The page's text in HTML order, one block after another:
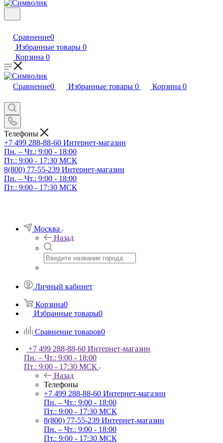
Сравнение0
Избранные товары 0
Корзина 0
Сравнение0 Избранные товары 0 Корзина 0
Телефоны
+7 499 288-88-60 Интернет-магазин
Пн. – Чт.: 9:00 - 18:00
Пт.: 9:00 - 17:30 МСК
8(800) 77-55-239 Интернет-магазин
Пн. – Чт.: 9:00 - 18:00
Пт.: 9:00 - 17:30 МСК
Москва
Назад
Личный кабинет
Корзина0
Избранные товары0
Сравнение товаров0
+7 499 288-88-60 Интернет-магазин
Пн. – Чт.: 9:00 - 18:00
Пт.: 9:00 - 17:30 МСК
Назад
Телефоны
+7 499 288-88-60 Интернет-магазин
Пн. – Чт.: 9:00 - 18:00
Пт.: 9:00 - 17:30 МСК
8(800) 77-55-239 Интернет-магазин
Пн. – Чт.: 9:00 - 18:00
Пт.: 9:00 - 17:30 МСК